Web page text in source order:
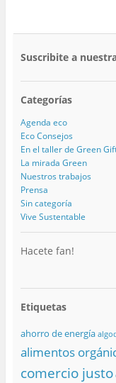
Suscribite a
Categorías
Agenda eco
Eco Consejos
En el taller de Green
La mirada Green
Nuestros trabajos
Prensa
Sin categoría
Vive Sustentable
Hacete fan!
Etiquetas
ahorro de energía
alimentos
comercio justo